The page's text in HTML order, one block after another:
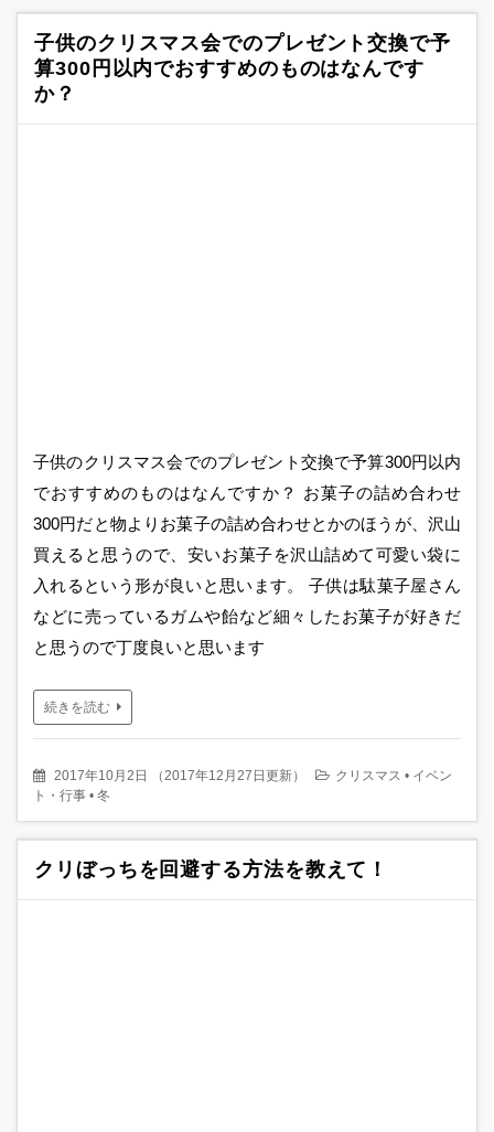
子供のクリスマス会でのプレゼント交換で予
算300円以内でおすすめのものはなんです
か？
子供のクリスマス会でのプレゼント交換で予算300円以内
でおすすめのものはなんですか？ お菓子の詰め合わせ
300円だと物よりお菓子の詰め合わせとかのほうが、沢山
買えると思うので、安いお菓子を沢山詰めて可愛い袋に
入れるという形が良いと思います。 子供は駄菓子屋さん
などに売っているガムや飴など細々したお菓子が好きだ
と思うので丁度良いと思います
続きを読む
2017年10月2日 （2017年12月27日更新） クリスマス • イベン
ト・行事 • 冬
クリぼっちを回避する方法を教えて！